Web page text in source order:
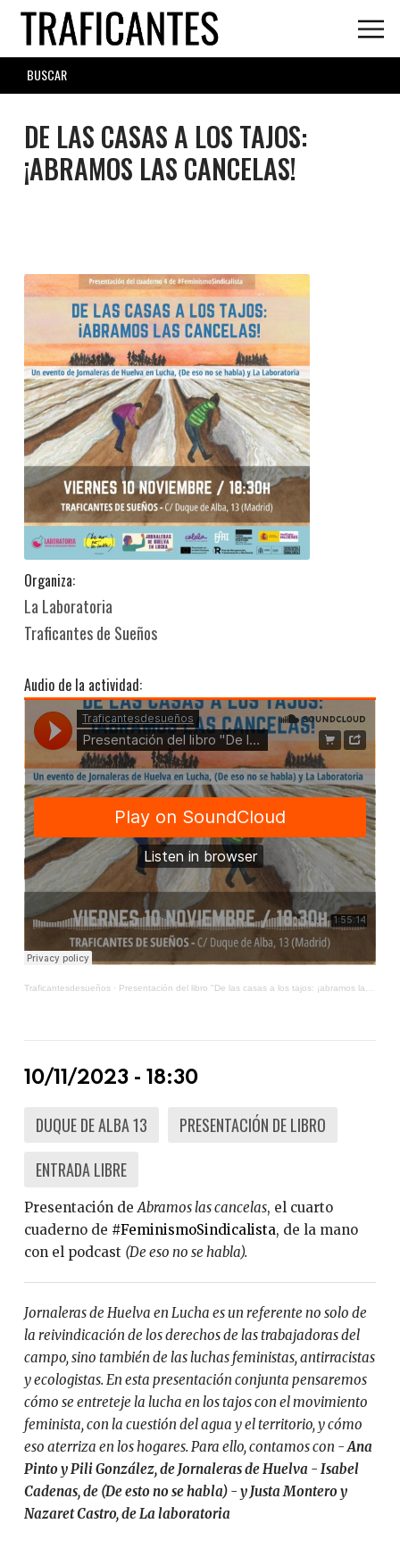
Skip
main
content
SEARCH
FORM
DE LAS CASAS A LOS TAJOS:
¡ABRAMOS LAS CANCELAS!
Organiza:
La Laboratoria
Traficantes de Sueños
Audio de la actividad:
Traficantesdesueños· Presentación del libro "De las casas a los tajos: ¡abramos las cancelas!"
10/11/2023 - 18:30
DUQUE DE ALBA 13
PRESENTACIÓN DE LIBRO
ENTRADA LIBRE
Presentación deAbramos las cancelas, el cuarto
cuaderno de #FeminismoSindicalista, de la mano
con el podcast (De eso no se habla).
Jornaleras de Huelva en Lucha es un referente no solo de
la reivindicación de los derechos de las trabajadoras del
campo, sino también de las luchas feministas, antirracistas
y ecologistas. En esta presentación conjunta pensaremos
cómo se entreteje la lucha en los tajos con el movimiento
feminista, con la cuestión del agua y el territorio, y cómo
eso aterriza en los hogares. Para ello, contamos con -Ana
Pinto y Pili González, de Jornaleras de Huelva - Isabel
Cadenas, de (De esto no se habla) - y Justa Montero y
Nazaret Castro, de La laboratoria